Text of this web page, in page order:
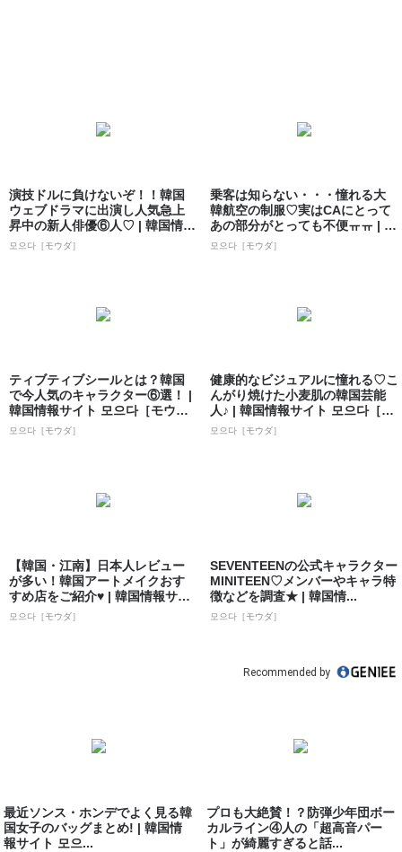
演技ドルに負けないぞ！！韓国
ウェブドラマに出演し人気急上
昇中の新人俳優⑥人♡ | 韓国情報
サイト ...
모으다［モウダ］
乗客は知らない・・・憧れる大
韓航空の制服♡実はCAにとって
あの部分がとっても不便ㅠㅠ | 韓
国情報...
모으다［モウダ］
ティブティブシールとは？韓国
で今人気のキャラクター⑥選！ |
韓国情報サイト 모으다［モウ
ダ］
모으다［モウダ］
健康的なビジュアルに憧れる♡こ
んがり焼けた小麦肌の韓国芸能
人♪ | 韓国情報サイト 모으다［モ
ウダ］
모으다［モウダ］
【韓国・江南】日本人レビュー
が多い！韓国アートメイクおす
すめ店をご紹介♥ | 韓国情報サイ
ト 모으...
모으다［モウダ］
SEVENTEENの公式キャラクター
MINITEEN♡メンバーやキャラ特
徴などを調査★ | 韓国情...
모으다［モウダ］
Recommended by
最近ソンス・ホンデでよく見る韓
国女子のバッグまとめ! | 韓国情
報サイト 모으...
プロも大絶賛！？防弾少年団ボー
カルライン④人の「超高音パー
ト」が綺麗すぎると話...